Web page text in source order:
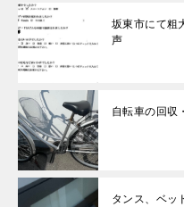
坂東市にて粗
声
自転車の回
タンス、ベ